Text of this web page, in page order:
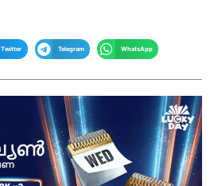
Twitter Telegram WhatsApp